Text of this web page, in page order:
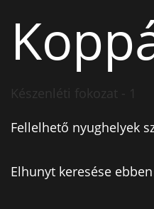
Készenléti fokozat - 1
Fellelhető nyughelyek
Elhunyt keresése